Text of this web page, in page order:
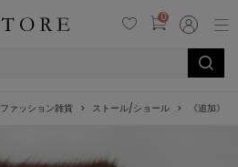
0
ファッション雑貨 ストール/ショール 《追加》